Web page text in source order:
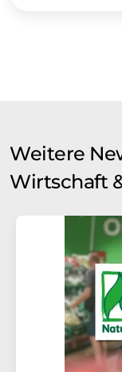
Weitere
Wirtschaft